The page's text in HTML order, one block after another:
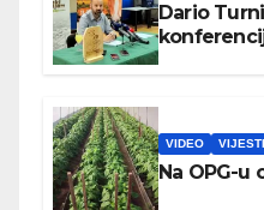
Dario
VIDEO VIJESTI
Na OPG-u